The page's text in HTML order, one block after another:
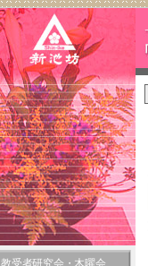
教受者研究会・木曜会